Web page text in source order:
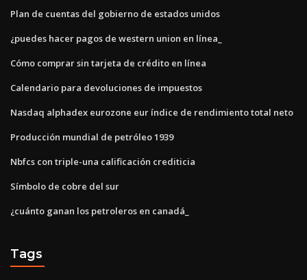
Plan de cuentas del gobierno de estados unidos
¿puedes hacer pagos de western union en línea_
Cómo comprar sin tarjeta de crédito en línea
Calendario para devoluciones de impuestos
Nasdaq alphadex eurozone eur índice de rendimiento total neto
Producción mundial de petróleo 1939
Nbfcs con triple-una calificación crediticia
Símbolo de cobre del sur
¿cuánto ganan los petroleros en canadá_
Tags